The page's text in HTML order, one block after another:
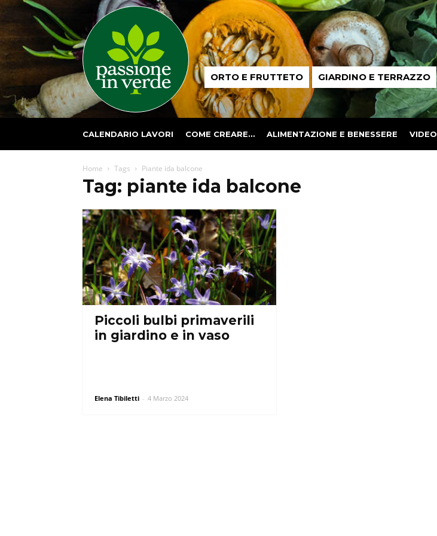
Passione
in ORTO E FRUTTETO GIARDINO E TERRAZZO
CALENDARIO LAVORI COME CREARE… ALIMENTAZIONE E BENESSERE VIDEO
Home Tags Piante ida balcone
Tag: piante ida balcone
Piccoli bulbi primaverili
in giardino e in vaso
Elena Tibiletti - 4 Marzo 2024